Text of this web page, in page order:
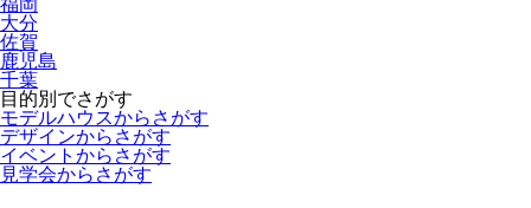
福岡
大分
佐賀
鹿児島
千葉
目的別でさがす
モデルハウスからさがす
デザインからさがす
イベントからさがす
見学会からさがす